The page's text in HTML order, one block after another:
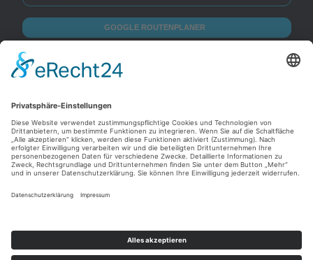
GOOGLE ROUTENPLANER
Gerrit Bender DESIGN – Websites, Grafikdesign und
Fotografie aus Köln.